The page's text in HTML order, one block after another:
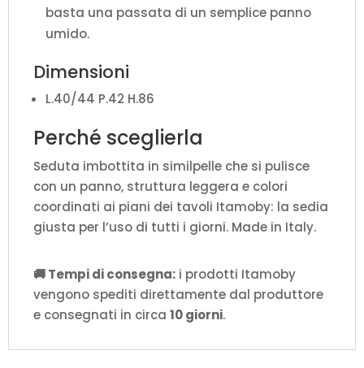
basta una passata di un semplice panno
umido.
Dimensioni
L.40/44 P.42 H.86
Perché sceglierla
Seduta imbottita in similpelle che si pulisce
con un panno, struttura leggera e colori
coordinati ai piani dei tavoli Itamoby: la sedia
giusta per l’uso di tutti i giorni. Made in Italy.
🚚 Tempi di consegna: i prodotti Itamoby
vengono spediti direttamente dal produttore
e consegnati in circa 10 giorni.